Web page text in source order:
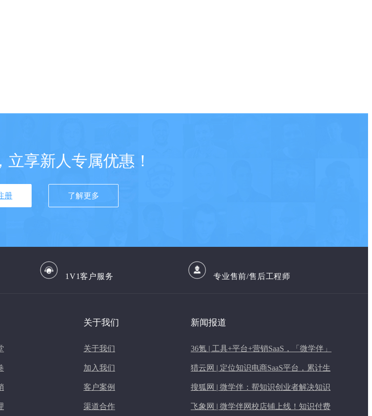
立享新人专属优惠！
册 了解更多
1V1客户服务 专业售前/售后工程师
关于我们
关于我们
加入我们
客户案例
渠道合作
新闻报道
36氪 | 工具+平台+营销SaaS，「微学伴」
要从多维度切入知识付费市场
猎云网 | 定位知识电商SaaS平台，累计生
成逾1万个知识店铺，微学伴要做知识付
费领域的淘宝
搜狐网 | 微学伴：帮知识创业者解决知识
付费与运营难题
飞象网 | 微学伴网校店铺上线！知识付费